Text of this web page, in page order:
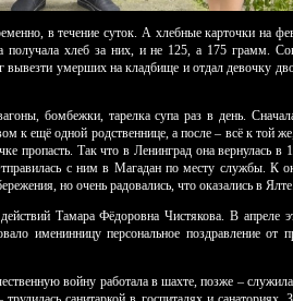
в течение суток. А хлебные карточки на
получала хлеб за них, и не 125, а 175 грамм.
вывезти умерших на кладбище и отдал девочку
бомбежки, тарелка супа раз в день.
к ещё одной родственнице, а после – всё к той
пропасть. Так что в Ленинград она вернулась в
с ним в Магадан по месту службы. К
но очень радовались, что оказались в Ялте.
Тамара Фёдоровна Чистякова. В апреле
именинницу персональное поздравление от
войну работала в шахте, позже –